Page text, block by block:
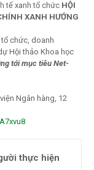
tế xanh tổ chức HỘI
XANH HƯỚNG
tổ chức, doanh
Hội thảo Khoa học
tới mục tiêu Net-
Ngân hàng, 12
thực hiện